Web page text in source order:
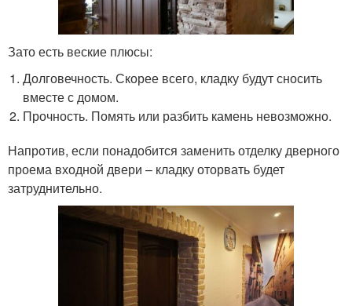
Зато есть веские плюсы:
Долговечность. Скорее всего, кладку будут сносить
вместе с домом.
Прочность. Помять или разбить камень невозможно.
Напротив, если понадобится заменить отделку дверного
проема входной двери – кладку оторвать будет
затруднительно.